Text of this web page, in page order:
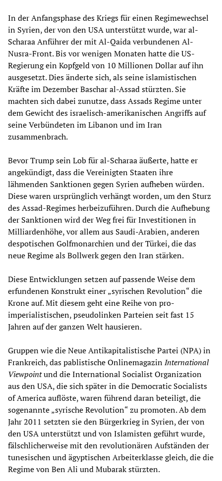
In der Anfangsphase des Kriegs für einen Regimewechsel
in Syrien, der von den USA unterstützt wurde, war al-
Scharaa Anführer der mit Al-Qaida verbundenen Al-
Nusra-Front. Bis vor wenigen Monaten hatte die US-
Regierung ein Kopfgeld von 10 Millionen Dollar auf ihn
ausgesetzt. Dies änderte sich, als seine islamistischen
Kräfte im Dezember Baschar al-Assad stürzten. Sie
machten sich dabei zunutze, dass Assads Regime unter
dem Gewicht des israelisch-amerikanischen Angriffs auf
seine Verbündeten im Libanon und im Iran
zusammenbrach.
Bevor Trump sein Lob für al-Scharaa äußerte, hatte er
angekündigt, dass die Vereinigten Staaten ihre
lähmenden Sanktionen gegen Syrien aufheben würden.
Diese waren ursprünglich verhängt worden, um den Sturz
des Assad-Regimes herbeizuführen. Durch die Aufhebung
der Sanktionen wird der Weg frei für Investitionen in
Milliardenhöhe, vor allem aus Saudi-Arabien, anderen
despotischen Golfmonarchien und der Türkei, die das
neue Regime als Bollwerk gegen den Iran stärken.
Diese Entwicklungen setzen auf passende Weise dem
erfundenen Konstrukt einer „syrischen Revolution“ die
Krone auf. Mit diesem geht eine Reihe von pro-
imperialistischen, pseudolinken Parteien seit fast 15
Jahren auf der ganzen Welt hausieren.
Gruppen wie die Neue Antikapitalistische Partei (NPA) in
Frankreich, das pablistische OnlinemagazinInternational
Viewpointund die International Socialist Organization
aus den USA, die sich später in die Democratic Socialists
of America auflöste, waren führend daran beteiligt, die
sogenannte „syrische Revolution“ zu promoten. Ab dem
Jahr 2011 setzten sie den Bürgerkrieg in Syrien, der von
den USA unterstützt und von Islamisten geführt wurde,
fälschlicherweise mit den revolutionären Aufständen der
tunesischen und ägyptischen Arbeiterklasse gleich, die die
Regime von Ben Ali und Mubarak stürzten.